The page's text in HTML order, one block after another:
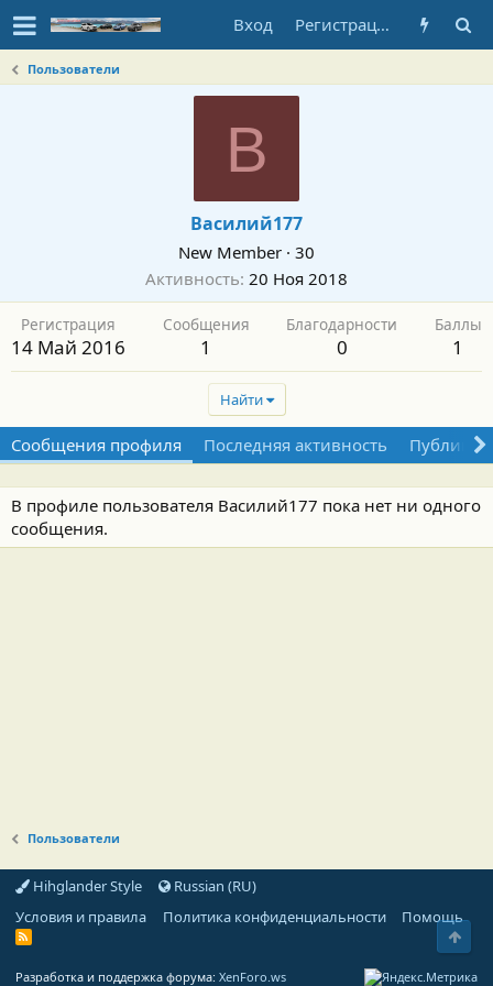
Вход Регистрация
Пользователи
В
Василий177
New Member · 30
Активность 20 Ноя 2018
Регистрация
14 Май 2016
Сообщения
1
Благодарности
0
Баллы
1
Найти
Сообщения профиля Последняя активность
В профиле пользователя Василий177 пока нет ни одного
сообщения.
Пользователи
Hihglander Style
Russian (RU)
Условия и правила
Политика конфиденциальности Помощь
R
Разработка и поддержка форума: XenForo.ws